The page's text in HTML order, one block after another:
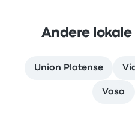
Andere
Union Platense
Vosa